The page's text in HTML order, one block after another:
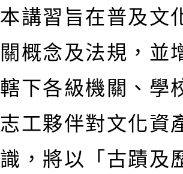
本講習旨在普及文
關概念及法規，並
轄下各級機關、學
志工夥伴對文化資
識，將以「古蹟及